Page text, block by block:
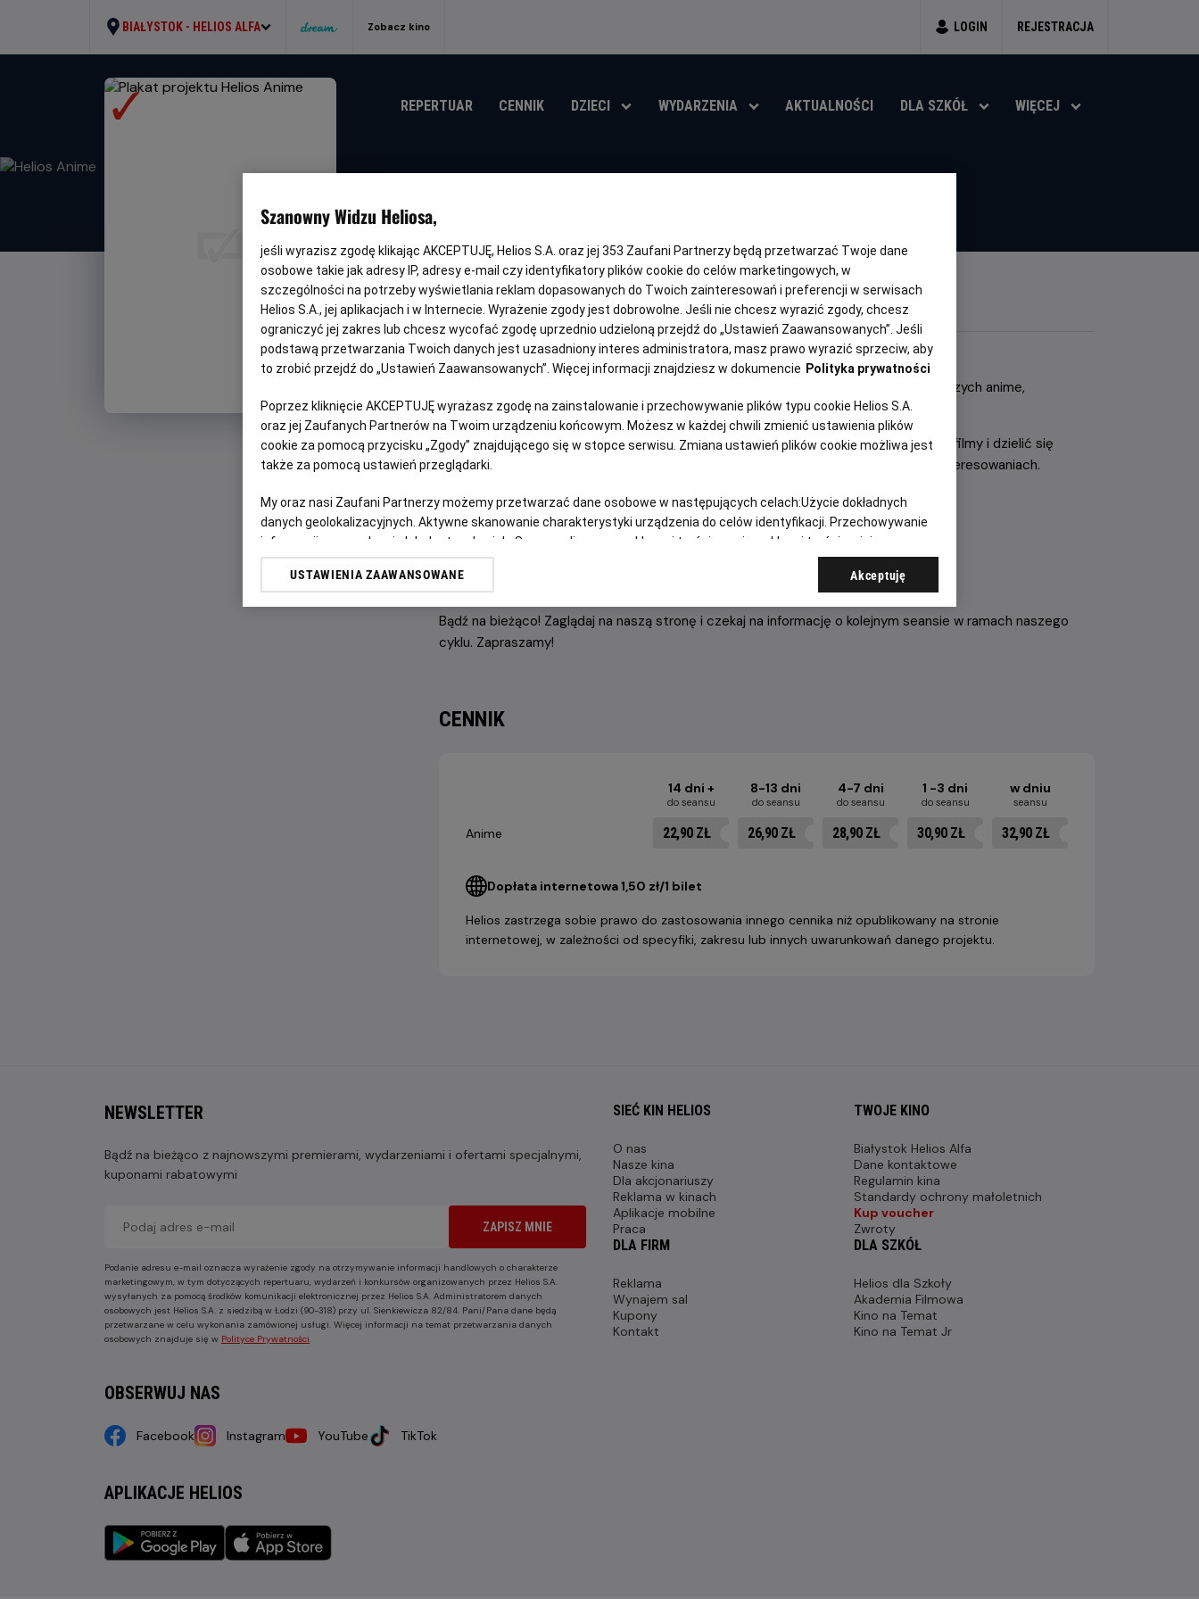
BIAŁYSTOK - HELIOS ALFA Zobacz kino LOGIN REJESTRACJA
REPERTUAR CENNIK DZIECI WYDARZENIA AKTUALNOŚCI DLA SZKÓŁ WIĘCEJ
OPISNAJBLIŻSZE WYDARZENIECENNIK
to inicjatywa sieci kin Helios, która skupia się na prezentacji najnowszych anime,
legendarnych tytułów tego gatunku oraz innych produkcji z Dalekiego Wschodu.
Chcemy stworzyć społeczność entuzjastów anime, którzy mogą wspólnie oglądać filmy i dzielić się
przemyśleniami na temat prezentowanych filmów w gronie osób o podobnych zainteresowaniach.
Odkrywaj i ciesz się światem anime w ramach projektu HELIOS ANIME.
NAJBLIŻSZE WYDARZENIE
Bądź na bieżąco! Zaglądaj na naszą stronę i czekaj na informację o kolejnym seansie w ramach naszego
cyklu. Zapraszamy!
CENNIK
14 dni +
do seansu
8-13 dni
do seansu
4-7 dni
do seansu
1 -3 dni
do seansu
w dniu
seansu
Anime 22,90 ZŁ 26,90 ZŁ 28,90 ZŁ 30,90 ZŁ 32,90 ZŁ
Dopłata internetowa 1,50 zł/1 bilet
Helios zastrzega sobie prawo do zastosowania innego cennika niż opublikowany na stronie
internetowej, w zależności od specyfiki, zakresu lub innych uwarunkowań danego projektu.
NEWSLETTER
Bądź na bieżąco z najnowszymi premierami, wydarzeniami i ofertami specjalnymi,
kuponami rabatowymi
ZAPISZ MNIE
Podanie adresu e-mail oznacza wyrażenie zgody na otrzymywanie informacji handlowych o charakterze
marketingowym, w tym dotyczących repertuaru, wydarzeń i konkursów organizowanych przez Helios S.A.
wysyłanych za pomocą środków komunikacji elektronicznej przez Helios S.A. Administratorem danych
osobowych jest Helios S.A. z siedzibą w Łodzi (90-318) przy ul. Sienkiewicza 82/84. Pani/Pana dane będą
przetwarzane w celu wykonania zamówionej usługi. Więcej informacji na temat przetwarzania danych
osobowych znajduje się w Polityce Prywatności.
OBSERWUJ NAS
Facebook Instagram YouTube TikTok
APLIKACJE HELIOS
SIEĆ KIN HELIOS
O nas
Nasze kina
Dla akcjonariuszy
Reklama w kinach
Aplikacje mobilne
Praca
TWOJE KINO
Białystok Helios Alfa
Dane kontaktowe
Regulamin kina
Standardy ochrony małoletnich
Kup voucher
Zwroty
DLA FIRM
Reklama
Wynajem sal
Kupony
Kontakt
DLA SZKÓŁ
Helios dla Szkoły
Akademia Filmowa
Kino na Temat
Kino na Temat Jr
Szanowny Widzu Heliosa,
jeśli wyrazisz zgodę klikając AKCEPTUJĘ, Helios S.A. oraz jej 353 Zaufani Partnerzy będą przetwarzać Twoje dane
osobowe takie jak adresy IP, adresy e-mail czy identyfikatory plików cookie do celów marketingowych, w
szczególności na potrzeby wyświetlania reklam dopasowanych do Twoich zainteresowań i preferencji w serwisach
Helios S.A., jej aplikacjach i w Internecie. Wyrażenie zgody jest dobrowolne. Jeśli nie chcesz wyrazić zgody, chcesz
ograniczyć jej zakres lub chcesz wycofać zgodę uprzednio udzieloną przejdź do „Ustawień Zaawansowanych”. Jeśli
podstawą przetwarzania Twoich danych jest uzasadniony interes administratora, masz prawo wyrazić sprzeciw, aby
to zrobić przejdź do „Ustawień Zaawansowanych”. Więcej informacji znajdziesz w dokumencie Polityka prywatności
Poprzez kliknięcie AKCEPTUJĘ wyrażasz zgodę na zainstalowanie i przechowywanie plików typu cookie Helios S.A.
oraz jej Zaufanych Partnerów na Twoim urządzeniu końcowym. Możesz w każdej chwili zmienić ustawienia plików
cookie za pomocą przycisku „Zgody” znajdującego się w stopce serwisu. Zmiana ustawień plików cookie możliwa jest
także za pomocą ustawień przeglądarki.
My oraz nasi Zaufani Partnerzy możemy przetwarzać dane osobowe w następujących celach:Użycie dokładnych
danych geolokalizacyjnych. Aktywne skanowanie charakterystyki urządzenia do celów identyfikacji. Przechowywanie
informacji na urządzeniu lub dostęp do nich. Spersonalizowane reklamy i treści, pomiar reklam i treści, opinie
odbiorców i ulepszanie usług.
Lista Zaufanych Partnerów
USTAWIENIA ZAAWANSOWANE Akceptuję